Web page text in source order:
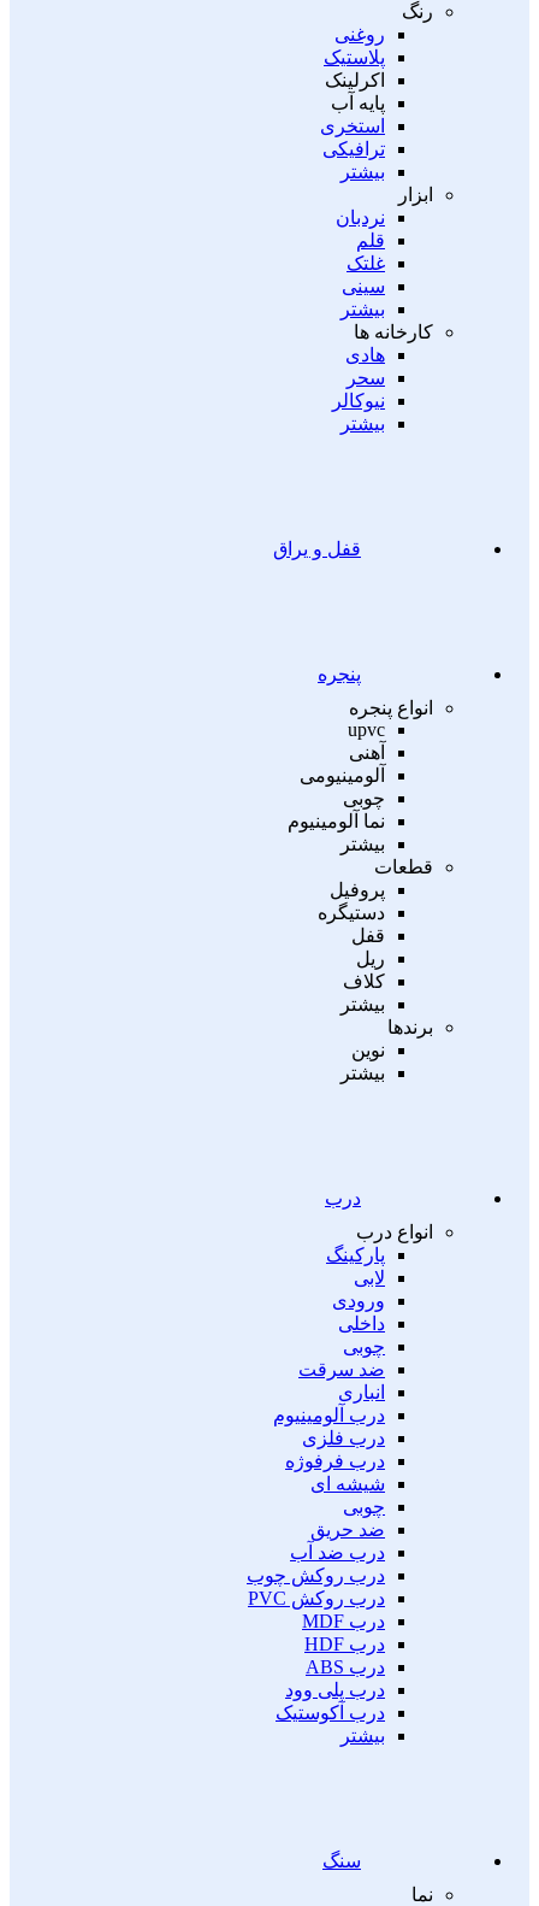
رنگ
روغنی
پلاستیک
اکرلینک
پایه آب
استخری
ترافیکی
بیشتر
ابزار
نردبان
قلم
غلتک
سینی
بیشتر
کارخانه ها
هادی
سحر
نیوکالر
بیشتر
قفل و یراق
پنجره
انواع پنجره
upvc
آهنی
آلومینیومی
چوبی
نما آلومینیوم
بیشتر
قطعات
پروفیل
دستیگره
قفل
ریل
کلاف
بیشتر
برندها
نوین
بیشتر
درب
انواع درب
پارکینگ
لابی
ورودی
داخلی
چوبی
ضد سرقت
انباری
درب آلومینیوم
درب فلزی
درب فرفوژه
شیشه ای
چوبی
ضد حریق
درب ضد آب
درب روکش چوب
درب روکش PVC
درب MDF
درب HDF
درب ABS
درب پلی وود
درب آکوستیک
بیشتر
سنگ
نما